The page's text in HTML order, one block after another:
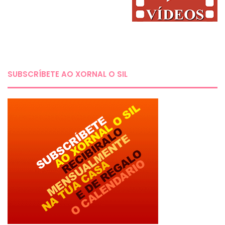
SUBSCRÍBETE AO XORNAL O SIL